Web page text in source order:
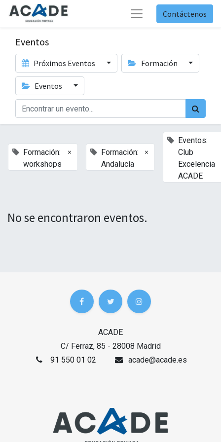
Contáctenos
Eventos
Próximos Eventos Formación
Eventos
Formación:
workshops
×
Formación:
Andalucía
×
Eventos:
Club
Excelencia
ACADE
No se encontraron eventos.
ACADE
C/ Ferraz, 85 - 28008 Madrid
91 550 01 02
acade@acade.es